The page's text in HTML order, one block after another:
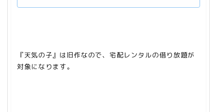
『天気の子』は旧作なので、宅配レンタルの借り放題が
対象になります。